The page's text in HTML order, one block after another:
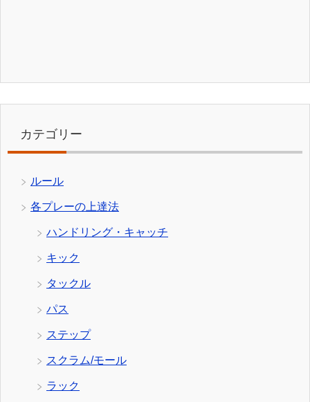
カテゴリー
ルール
各プレーの上達法
ハンドリング・キャッチ
キック
タックル
パス
ステップ
スクラム/モール
ラック